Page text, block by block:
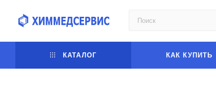
КАТАЛОГ КАК КУПИТЬ